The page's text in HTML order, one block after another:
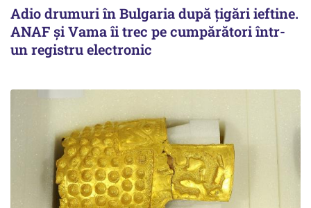
Adio drumuri în Bulgaria după țigări ieftine.
ANAF și Vama îi trec pe cumpărători într-
un registru electronic